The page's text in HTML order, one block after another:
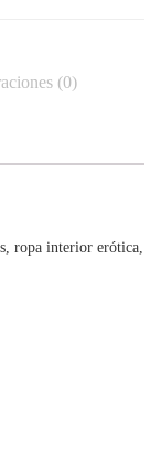
(0)
ropa interior erótica,